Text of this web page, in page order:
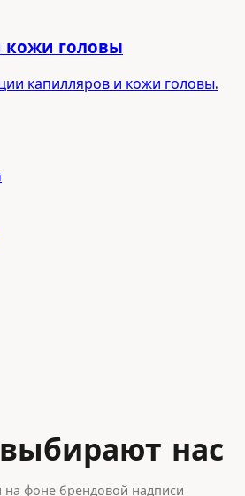
кожи головы
капилляров и кожи головы.
нас
фоне брендовой надписи